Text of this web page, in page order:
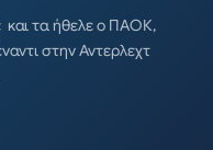
και τα ήθελε ο ΠΑΟΚ,
στην Αντερλεχτ